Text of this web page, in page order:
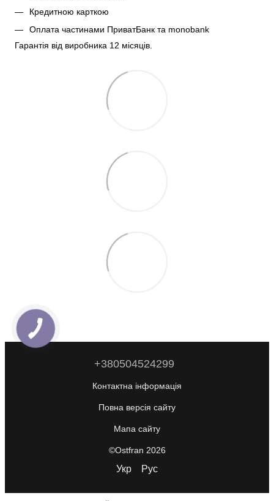
Кредитною карткою
Оплата частинами ПриватБанк та monobank
Гарантія від виробника 12 місяців.
+380504524299
Контактна інформація
Повна версія сайту
Мапа сайту
©Ostfran 2026
Укр Рус